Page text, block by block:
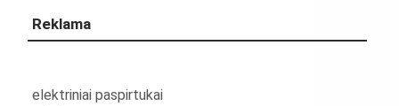
Reklama
elektriniai paspirtukai